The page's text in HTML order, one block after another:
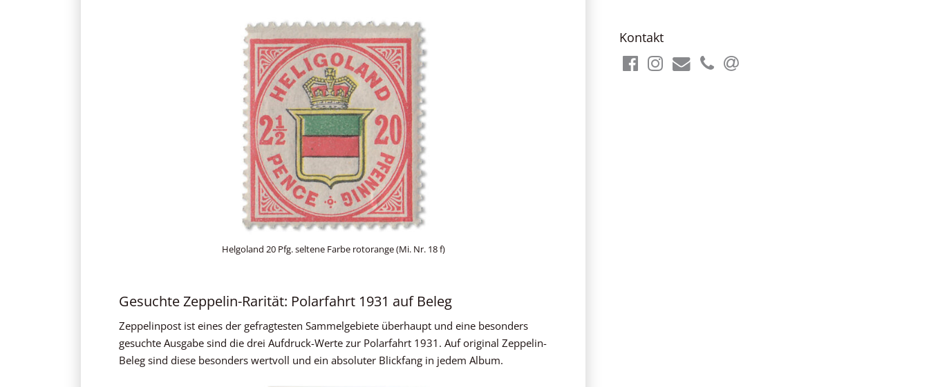
Helgoland 20 Pfg. seltene Farbe rotorange (Mi. Nr. 18 f)
Gesuchte Zeppelin-Rarität: Polarfahrt 1931 auf Beleg
Zeppelinpost ist eines der gefragtesten Sammelgebiete überhaupt und eine besonders
gesuchte Ausgabe sind die drei Aufdruck-Werte zur Polarfahrt 1931. Auf original Zeppelin-
Beleg sind diese besonders wertvoll und ein absoluter Blickfang in jedem Album.
Kontakt